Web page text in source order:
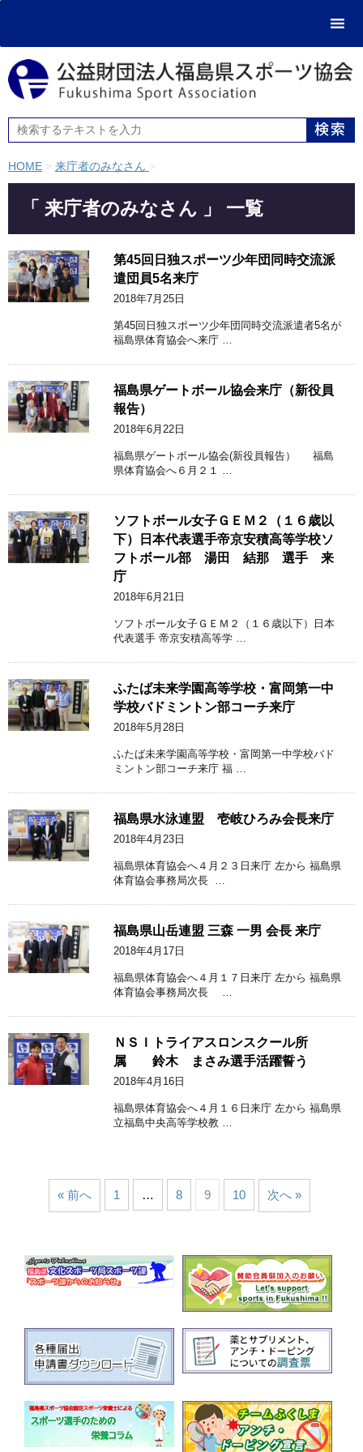
HOME > 来庁者のみなさん >
「 来庁者のみなさん 」 一覧
第45回日独スポーツ少年団同時交流派
遣団員5名来庁
2018年7月25日
第45回日独スポーツ少年団同時交流派遣者5名が
福島県体育協会へ来庁 …
福島県ゲートボール協会来庁（新役員
報告）
2018年6月22日
福島県ゲートボール協会(新役員報告） 福島
県体育協会へ６月２１ …
ソフトボール女子ＧＥＭ２（１６歳以
下）日本代表選手帝京安積高等学校ソ
フトボール部 湯田 結那 選手 来
庁
2018年6月21日
ソフトボール女子ＧＥＭ２（１６歳以下）日本
代表選手 帝京安積高等学 …
ふたば未来学園高等学校・富岡第一中
学校バドミントン部コーチ来庁
2018年5月28日
ふたば未来学園高等学校・富岡第一中学校バド
ミントン部コーチ来庁 福 …
福島県水泳連盟 壱岐ひろみ会長来庁
2018年4月23日
福島県体育協会へ４月２３日来庁 左から 福島県
体育協会事務局次長 …
福島県山岳連盟 三森 一男 会長 来庁
2018年4月17日
福島県体育協会へ４月１７日来庁 左から 福島県
体育協会事務局次長 …
ＮＳＩトライアスロンスクール所
属 鈴木 まさみ選手活躍誓う
2018年4月16日
福島県体育協会へ４月１６日来庁 左から 福島県
立福島中央高等学校教 …
« 前へ 1 … 8 9 10 次へ »